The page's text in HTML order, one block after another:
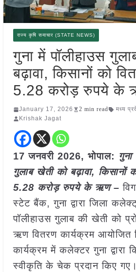
राज्य कृषि समाचार (STATE NEWS)
गुना में पॉलीहाउस
बढ़ावा, किसानों को
5.28 करोड़ रुपये के
January 17, 2026 2 min read मध्य
Krishak Jagat
17 जनवरी 2026, भोपाल: गुना
गुलाब खेती को बढ़ावा, किसानों
5.28 करोड़ रुपये के ऋण –
स्टेट बैंक, गुना द्वारा जिला
पॉलीहाउस गुलाब की खेती को
ऋण वितरण कार्यक्रम आयोजित
कार्यक्रम में कलेक्टर गुना द्वारा
स्वीकृति के चेक प्रदान किए